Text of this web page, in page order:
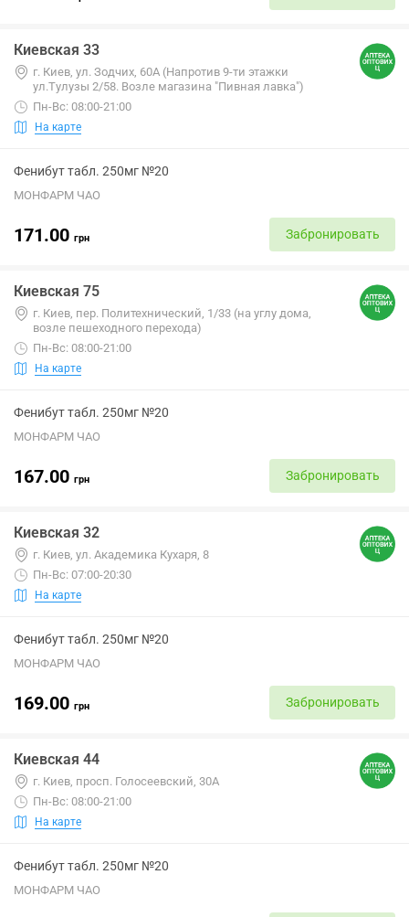
Киевская 33
г. Киев, ул. Зодчих, 60А (Напротив 9-ти этажки
ул.Тулузы 2/58. Возле магазина "Пивная лавка")
Пн-Вс: 08:00-21:00
На карте
Фенибут табл. 250мг №20
МОНФАРМ ЧАО
171.00 грн Забронировать
Киевская 75
г. Киев, пер. Политехнический, 1/33 (на углу дома,
возле пешеходного перехода)
Пн-Вс: 08:00-21:00
На карте
Фенибут табл. 250мг №20
МОНФАРМ ЧАО
167.00 грн Забронировать
Киевская 32
г. Киев, ул. Академика Кухаря, 8
Пн-Вс: 07:00-20:30
На карте
Фенибут табл. 250мг №20
МОНФАРМ ЧАО
169.00 грн Забронировать
Киевская 44
г. Киев, просп. Голосеевский, 30А
Пн-Вс: 08:00-21:00
На карте
Фенибут табл. 250мг №20
МОНФАРМ ЧАО